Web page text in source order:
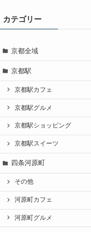
カテゴリー
京都全域
京都駅
京都駅カフェ
京都駅グルメ
京都駅ショッピング
京都駅スイーツ
四条河原町
その他
河原町カフェ
河原町グルメ